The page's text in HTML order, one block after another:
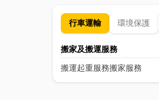
行車運輸 環境保護
搬家及搬運服務
搬運起重服務搬家服務